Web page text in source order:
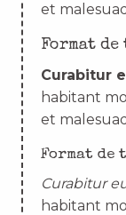
et
Format
Curabitur
habitant
et
Format de
Curabitur
habitant